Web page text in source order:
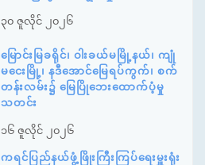
၃၀ ဇူလိုင် ၂၀၂၆
မြောင်းမြခရိုင်၊ ဝါးခယ်မမြို့နယ်၊ ကျုံ
မငေးမြို့၊ နဒီအောင်မြေရပ်ကွက်၊ စက်
တန်းလမ်း၌ မြေပြိုဘေးထောက်ပံ့မှု
သတင်း
၁၆ ဇူလိုင် ၂၀၂၆
ကရင်ပြည်နယ်ဖွံ့ဖြိုးကြီးကြပ်ရေးမှူးရုံး